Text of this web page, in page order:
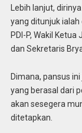
Lebih lanjut,
yang ditunjuk ialah
PDI-P, Wakil
dan Sekretaris
Dimana, pansus
yang berasal dari
akan sesegera
ditetapkan.